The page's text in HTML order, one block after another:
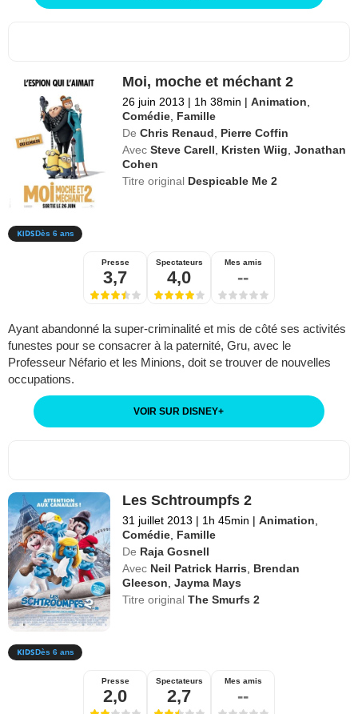
Moi, moche et méchant 2
26 juin 2013 | 1h 38min | Animation
Comédie Famille
De Chris Renaud
Pierre Coffin
Avec Steve Carell Kristen Wiig ,Jonathan
Cohen
Titre original Despicable Me 2
Dès 6 ans
Presse
3,7
Spectateurs
4,0
Mes amis
--
Ayant abandonné la super-criminalité et mis de côté ses activités
funestes pour se consacrer à la paternité, Gru, avec le
Professeur Néfario et les Minions, doit se trouver de nouvelles
occupations.
VOIR SUR DISNEY+
Les Schtroumpfs 2
31 juillet 2013 | 1h 45min | Animation
Comédie Famille
De Raja Gosnell
Avec Neil Patrick Harris
Brendan
Gleeson ,Jayma Mays
Titre originalThe Smurfs 2
Dès 6 ans
Presse
2,0
Spectateurs
2,7
Mes amis
--